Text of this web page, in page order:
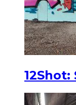
12Shot: